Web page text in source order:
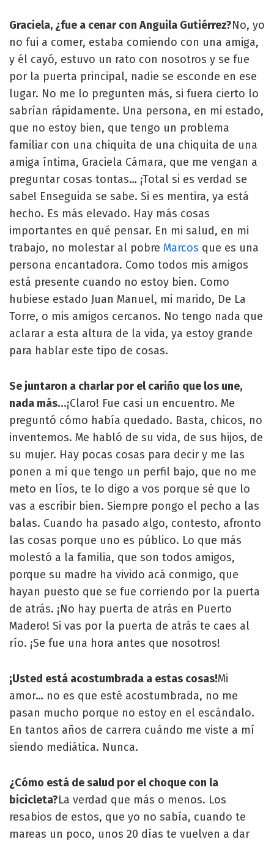
Graciela, ¿fue a cenar con Anguila Gutiérrez?No, yo
no fui a comer, estaba comiendo con una amiga,
y él cayó, estuvo un rato con nosotros y se fue
por la puerta principal, nadie se esconde en ese
lugar. No me lo pregunten más, si fuera cierto lo
sabrían rápidamente. Una persona, en mi estado,
que no estoy bien, que tengo un problema
familiar con una chiquita de una chiquita de una
amiga íntima, Graciela Cámara, que me vengan a
preguntar cosas tontas… ¡Total si es verdad se
sabe! Enseguida se sabe. Si es mentira, ya está
hecho. Es más elevado. Hay más cosas
importantes en qué pensar. En mi salud, en mi
trabajo, no molestar al pobre Marcos que es una
persona encantadora. Como todos mis amigos
está presente cuando no estoy bien. Como
hubiese estado Juan Manuel, mi marido, De La
Torre, o mis amigos cercanos. No tengo nada que
aclarar a esta altura de la vida, ya estoy grande
para hablar este tipo de cosas.
Se juntaron a charlar por el cariño que los une,
nada más…¡Claro! Fue casi un encuentro. Me
preguntó cómo había quedado. Basta, chicos, no
inventemos. Me habló de su vida, de sus hijos, de
su mujer. Hay pocas cosas para decir y me las
ponen a mí que tengo un perfil bajo, que no me
meto en líos, te lo digo a vos porque sé que lo
vas a escribir bien. Siempre pongo el pecho a las
balas. Cuando ha pasado algo, contesto, afronto
las cosas porque uno es público. Lo que más
molestó a la familia, que son todos amigos,
porque su madre ha vivido acá conmigo, que
hayan puesto que se fue corriendo por la puerta
de atrás. ¡No hay puerta de atrás en Puerto
Madero! Si vas por la puerta de atrás te caes al
río. ¡Se fue una hora antes que nosotros!
¡Usted está acostumbrada a estas cosas!Mi
amor… no es que esté acostumbrada, no me
pasan mucho porque no estoy en el escándalo.
En tantos años de carrera cuándo me viste a mí
siendo mediática. Nunca.
¿Cómo está de salud por el choque con la
bicicleta?La verdad que más o menos. Los
resabios de estos, que yo no sabía, cuando te
mareas un poco, unos 20 días te vuelven a dar